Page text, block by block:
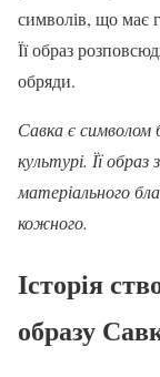
символів, що має
Її образ
обряди.
Савка є символом
культурі. Її
матеріального
кожного.
Історія
образу